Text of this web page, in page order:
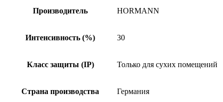
Производитель HORMANN
Интенсивность (%) 30
Класс защиты (IP) Только для сухих помещений
Страна производства Германия